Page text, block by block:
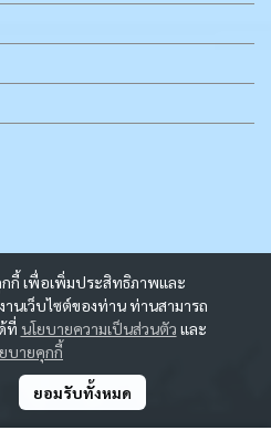
กกี้ เพื่อเพิ่มประสิทธิภาพและ
นเว็บไซต์ของท่าน ท่านสามารถ
ที่ นโยบายความเป็นส่วนตัว และ
บายคุกกี้
ยอมรับทั้งหมด